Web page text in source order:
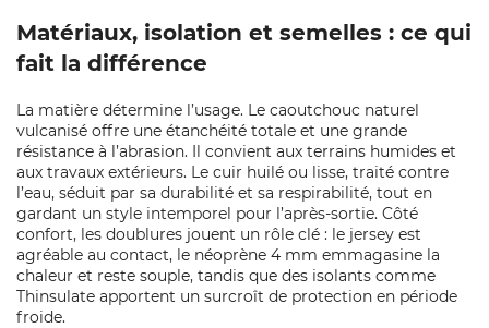
Matériaux, isolation et semelles : ce qui
fait la différence
La matière détermine l’usage. Le caoutchouc naturel
vulcanisé offre une étanchéité totale et une grande
résistance à l’abrasion. Il convient aux terrains humides et
aux travaux extérieurs. Le cuir huilé ou lisse, traité contre
l’eau, séduit par sa durabilité et sa respirabilité, tout en
gardant un style intemporel pour l’après-sortie. Côté
confort, les doublures jouent un rôle clé : le jersey est
agréable au contact, le néoprène 4 mm emmagasine la
chaleur et reste souple, tandis que des isolants comme
Thinsulate apportent un surcroît de protection en période
froide.